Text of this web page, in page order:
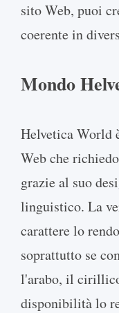
sito Web, puoi
coerente in
Mondo
Helvetica World
Web che
grazie al suo
linguistico. La
carattere lo
soprattutto se
l'arabo, il
disponibilità lo